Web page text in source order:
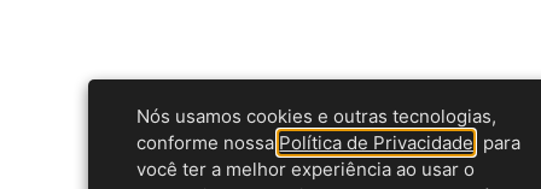
Nós usamos cookies e outras tecnologias,
conforme nossa Política de Privacidade , para
você ter a melhor experiência ao usar o